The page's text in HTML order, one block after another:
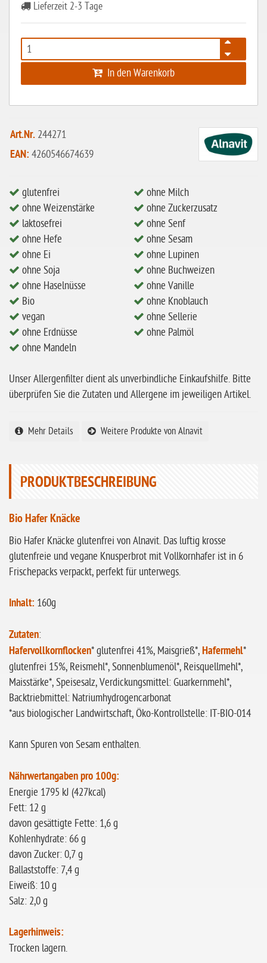
ohne Ei
ohne Haselnüsse
eiweißarm / PKU
ohne Mandeln
ohne Hafer
ohne Zuckerzusatz
ohne Reis
ohne Mais
ohne Senf
ohne Sesam
ohne Lupinen
ohne Guarkernmehl
ohne Buchweizen
ohne Vanille
ohne
ohne Palmöl
Lieferzeit 2-3 Tage
In den Warenkorb
Art.Nr. 244271
EAN: 4260546674639
glutenfrei
ohne Weizenstärke
laktosefrei
ohne Hefe
ohne Ei
ohne Soja
ohne Haselnüsse
Bio
vegan
ohne Erdnüsse
ohne Mandeln
ohne Milch
ohne Zuckerzusatz
ohne Senf
ohne Sesam
ohne Lupinen
ohne Buchweizen
ohne Vanille
ohne Knoblauch
ohne Sellerie
ohne Palmöl
Unser Allergenfilter dient als unverbindliche Einkaufshilfe. Bitte
überprüfen Sie die Zutaten und Allergene im jeweiligen Artikel.
Mehr Details Weitere Produkte von Alnavit
PRODUKTBESCHREIBUNG
Bio Hafer Knäcke
Bio Hafer Knäcke glutenfrei von Alnavit. Das luftig krosse
glutenfreie und vegane Knusperbrot mit Vollkornhafer ist in 6
Frischepacks verpackt, perfekt für unterwegs.
Inhalt: 160g
Zutaten:
Hafervollkornflocken* glutenfrei 41%, Maisgrieß*,Hafermehl*
glutenfrei 15%, Reismehl*, Sonnenblumenöl*, Reisquellmehl*,
Maisstärke*, Speisesalz, Verdickungsmittel: Guarkernmehl*,
Backtriebmittel: Natriumhydrogencarbonat
*aus biologischer Landwirtschaft, Öko-Kontrollstelle: IT-BIO-014
Kann Spuren von Sesamenthalten.
Nährwertangaben pro 100g:
Energie 1795 kJ (427kcal)
Fett: 12 g
davon gesättigte Fette: 1,6 g
Kohlenhydrate: 66 g
davon Zucker: 0,7 g
Ballaststoffe: 7,4 g
Eiweiß: 10 g
Salz: 2,0 g
Lagerhinweis:
Trocken lagern.